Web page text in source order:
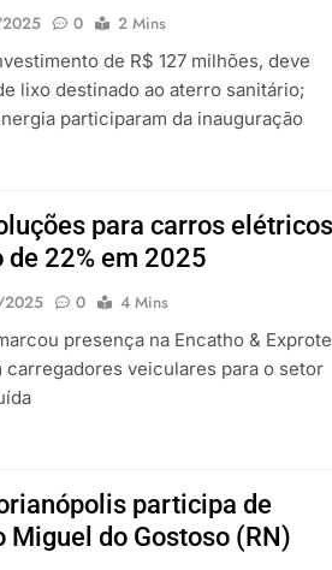
0
2 Mins
de R$ 127 milhões, deve
lixo destinado ao aterro sanitário;
participaram da inauguração
para carros
22% em 2025
0
4 Mins
presença na Encatho &
veiculares para o setor
participa de
Miguel do Gostoso (RN)